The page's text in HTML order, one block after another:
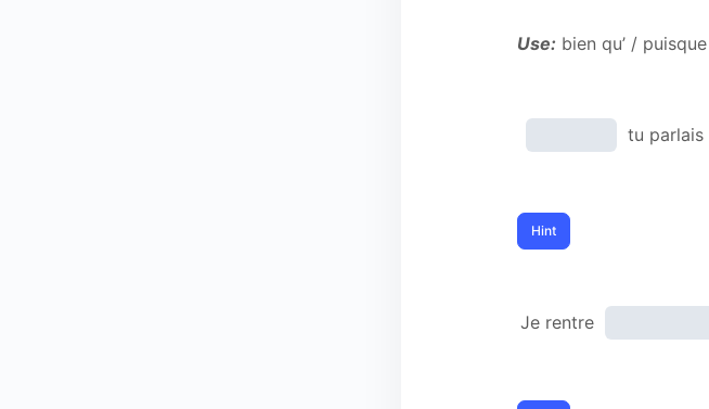
Use: bien qu’ /
tu parlais
Je rentre